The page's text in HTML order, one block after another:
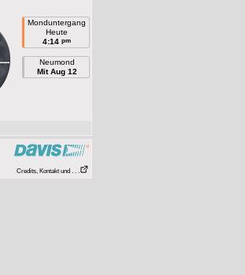
Monduntergang
Heute
4:14 pm
Neumond
Mit Aug 12
Credits, Kontakt und . . .